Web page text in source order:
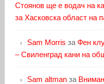
Стоянов ще е водач на
за Хасковска област на
Sam Morris за Фен
– Свиленград кани на
Sam altmanза